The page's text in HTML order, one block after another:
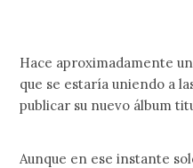
Hace aproximadamente
que se estaría uniendo a
publicar su nuevo álbum
Aunque en ese instante